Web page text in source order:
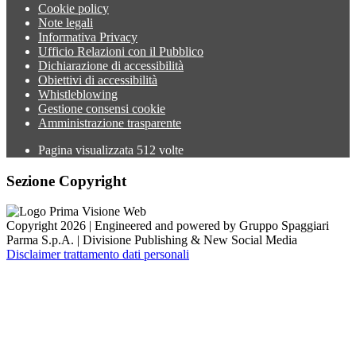
Cookie policy
Note legali
Informativa Privacy
Ufficio Relazioni con il Pubblico
Dichiarazione di accessibilità
Obiettivi di accessibilità
Whistleblowing
Gestione consensi cookie
Amministrazione trasparente
Pagina visualizzata 512 volte
Sezione Copyright
Copyright 2026 | Engineered and powered by Gruppo Spaggiari
Parma S.p.A. | Divisione Publishing & New Social Media
Disclaimer trattamento dati personali